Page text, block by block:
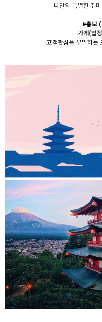
나만의 특별한 취
#홍보
가게(업
고객관심을 유발하는